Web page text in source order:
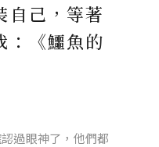
自己，等著
：《鱷魚的
過眼神了，他們都